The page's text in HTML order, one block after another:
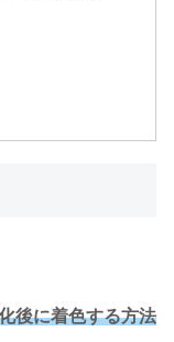
後に着色する方法